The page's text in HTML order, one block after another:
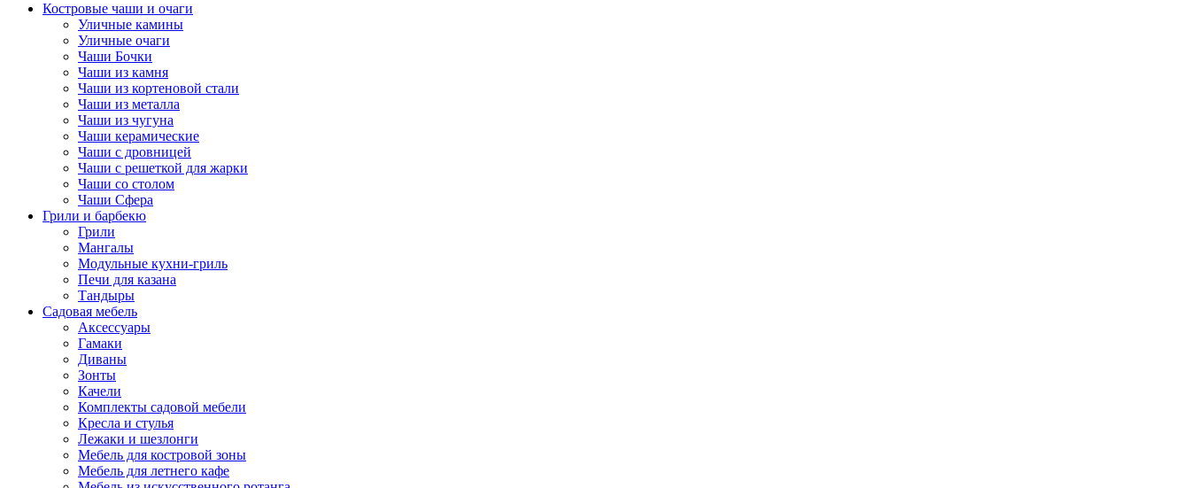
Костровые чаши и очаги
Уличные камины
Уличные очаги
Чаши Бочки
Чаши из камня
Чаши из кортеновой стали
Чаши из металла
Чаши из чугуна
Чаши керамические
Чаши с дровницей
Чаши с решеткой для жарки
Чаши со столом
Чаши Сфера
Грили и барбекю
Грили
Мангалы
Модульные кухни-гриль
Печи для казана
Тандыры
Садовая мебель
Аксессуары
Гамаки
Диваны
Зонты
Качели
Комплекты садовой мебели
Кресла и стулья
Лежаки и шезлонги
Мебель для костровой зоны
Мебель для летнего кафе